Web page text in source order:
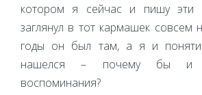
котором я сейчас и пишу эти
заглянул в тот кармашек совсем
годы он был там, а я и
нашелся – почему бы и
воспоминания?